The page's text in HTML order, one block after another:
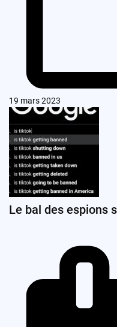
19 mars 2023
Le bal des espions